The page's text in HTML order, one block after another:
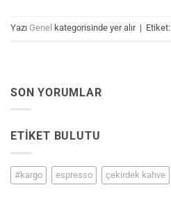
Yazı Genel kategorisinde yer alır | Etiket:
SON YORUMLAR
ETIKET BULUTU
#kargo espresso çekirdek kahve